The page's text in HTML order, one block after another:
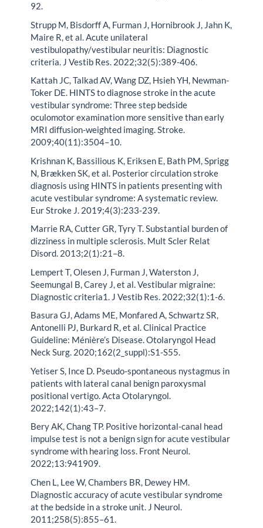
92.
Strupp M, Bisdorff A, Furman J, Hornibrook J, Jahn K,
Maire R, et al. Acute unilateral
vestibulopathy/vestibular neuritis: Diagnostic
criteria. J Vestib Res. 2022;32(5):389-406.
Kattah JC, Talkad AV, Wang DZ, Hsieh YH, Newman-
Toker DE. HINTS to diagnose stroke in the acute
vestibular syndrome: Three step bedside
oculomotor examination more sensitive than early
MRI diffusion-weighted imaging. Stroke.
2009;40(11):3504–10.
Krishnan K, Bassilious K, Eriksen E, Bath PM, Sprigg
N, Brækken SK, et al. Posterior circulation stroke
diagnosis using HINTS in patients presenting with
acute vestibular syndrome: A systematic review.
Eur Stroke J. 2019;4(3):233-239.
Marrie RA, Cutter GR, Tyry T. Substantial burden of
dizziness in multiple sclerosis. Mult Scler Relat
Disord. 2013;2(1):21–8.
Lempert T, Olesen J, Furman J, Waterston J,
Seemungal B, Carey J, et al. Vestibular migraine:
Diagnostic criteria1. J Vestib Res. 2022;32(1):1-6.
Basura GJ, Adams ME, Monfared A, Schwartz SR,
Antonelli PJ, Burkard R, et al. Clinical Practice
Guideline: Ménière’s Disease. Otolaryngol Head
Neck Surg. 2020;162(2_suppl):S1-S55.
Yetiser S, Ince D. Pseudo-spontaneous nystagmus in
patients with lateral canal benign paroxysmal
positional vertigo. Acta Otolaryngol.
2022;142(1):43–7.
Bery AK, Chang TP. Positive horizontal-canal head
impulse test is not a benign sign for acute vestibular
syndrome with hearing loss. Front Neurol.
2022;13:941909.
Chen L, Lee W, Chambers BR, Dewey HM.
Diagnostic accuracy of acute vestibular syndrome
at the bedside in a stroke unit. J Neurol.
2011;258(5):855–61.